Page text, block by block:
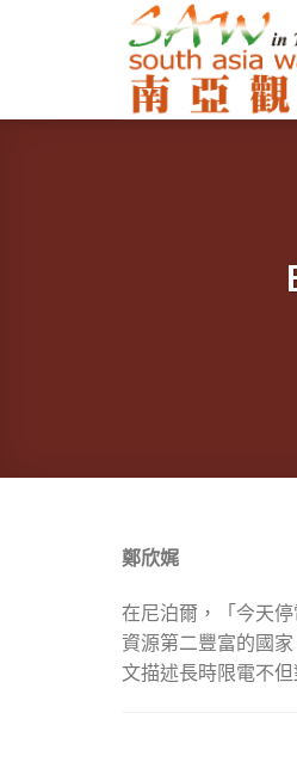
鄭欣娓
在尼泊爾，「今天
資源第二豐富的國
文描述長時限電不